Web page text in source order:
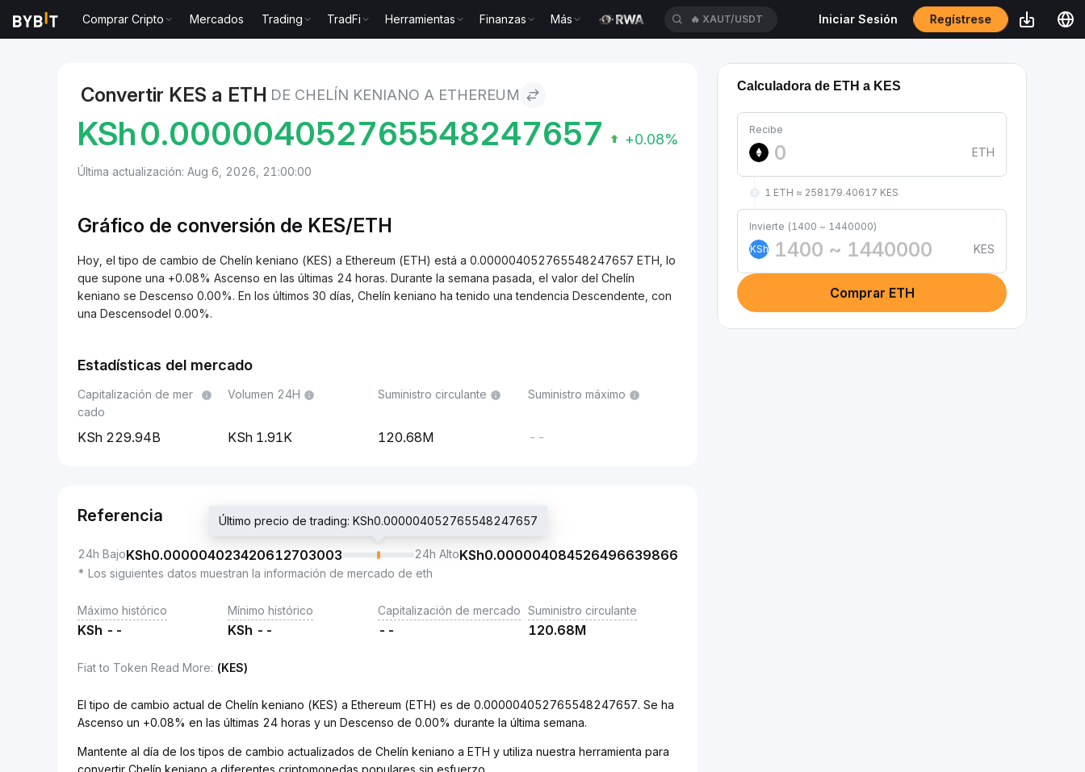
Comprar Cripto Mercados Trading TradFi Herramientas Finanzas Más 🔥 XAUT/USDT Iniciar Sesión Regístrese
Convertir KES a ETH DE CHELÍN KENIANO A ETHEREUM
KSh0.000004052765548247657 +0.08%
Última actualización: Aug 6, 2026, 21:00:00
Gráfico de conversión de KES/ETH
Hoy, el tipo de cambio de Chelín keniano (KES) a Ethereum (ETH) está a 0.000004052765548247657 ETH, lo
que supone una +0.08% Ascenso en las últimas 24 horas. Durante la semana pasada, el valor del Chelín
keniano se Descenso 0.00%. En los últimos 30 días, Chelín keniano ha tenido una tendencia Descendente, con
una Descensodel 0.00%.
Estadísticas del mercado
Capitalización de mer
cado
229.94B
Volumen 24H
1.91K
Suministro circulante
120.68M
Suministro máximo
--
Referencia
24h BajoKSh0.000004023420612703003
Último precio de trading: KSh0.000004052765548247657
24h AltoKSh0.000004084526496639866
* Los siguientes datos muestran la información de mercado de eth
Máximo histórico
KSh --
Mínimo histórico
KSh --
Capitalización de mercado
--
Suministro circulante
120.68M
Fiat to Token Read More: (KES)
El tipo de cambio actual de Chelín keniano (KES) a Ethereum (ETH) es de 0.000004052765548247657. Se ha
Ascenso un +0.08% en las últimas 24 horas y un Descenso de 0.00% durante la última semana.
Mantente al día de los tipos de cambio actualizados de Chelín keniano a ETH y utiliza nuestra herramienta para
convertir Chelín keniano a diferentes criptomonedas populares sin esfuerzo.
Calculadora de ETH a KES
Recibe
ETH
1 ETH ≈ 258179.40617 KES
Invierte (1400 ~ 1440000)
KSh
KES
Comprar ETH